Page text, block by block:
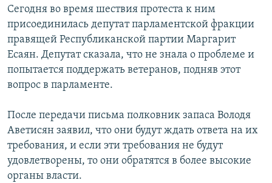
Сегодня во время шествия протеста к ним
присоединилась депутат парламентской фракции
правящей Республиканской партии Маргарит
Есаян. Депутат сказала, что не знала о проблеме и
попытается поддержать ветеранов, подняв этот
вопрос в парламенте.
После передачи письма полковник запаса Володя
Аветисян заявил, что они будут ждать ответа на их
требования, и если эти требования не будут
удовлетворены, то они обратятся в более высокие
органы власти.